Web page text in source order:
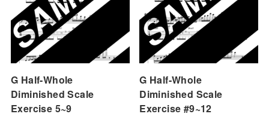
G Half-Whole
Diminished Scale
Exercise 5~9
G Half-Whole
Diminished Scale
Exercise #9~12